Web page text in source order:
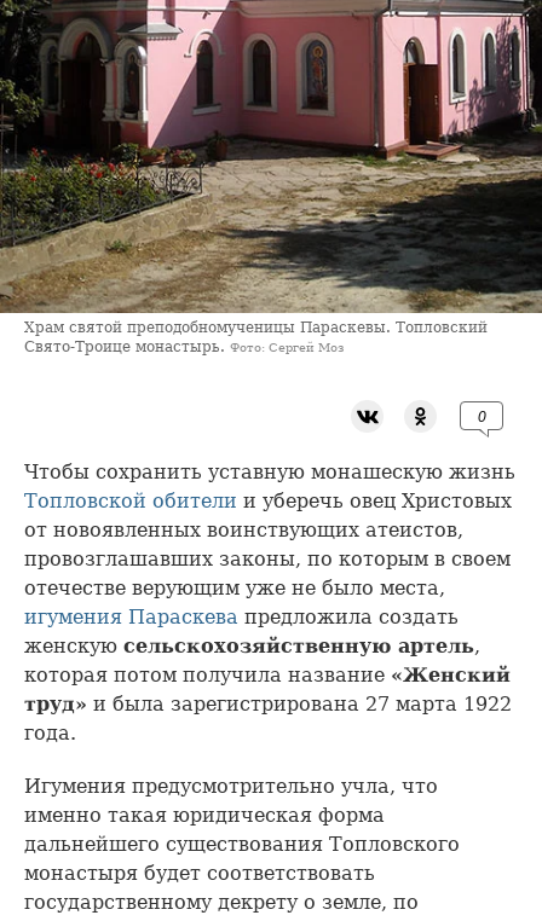
Храм святой преподобномученицы Параскевы. Топловский
Свято-Троице монастырь. Фото: Сергей Моз
0
Чтобы сохранить уставную монашескую жизнь
Топловской обители и уберечь овец Христовых
от новоявленных воинствующих атеистов,
провозглашавших законы, по которым в своем
отечестве верующим уже не было места,
игумения Параскева предложила создать
женскую сельскохозяйственную артель,
которая потом получила название «Женский
труд» и была зарегистрирована 27 марта 1922
года.
Игумения предусмотрительно учла, что
именно такая юридическая форма
дальнейшего существования Топловского
монастыря будет соответствовать
государственному декрету о земле, по